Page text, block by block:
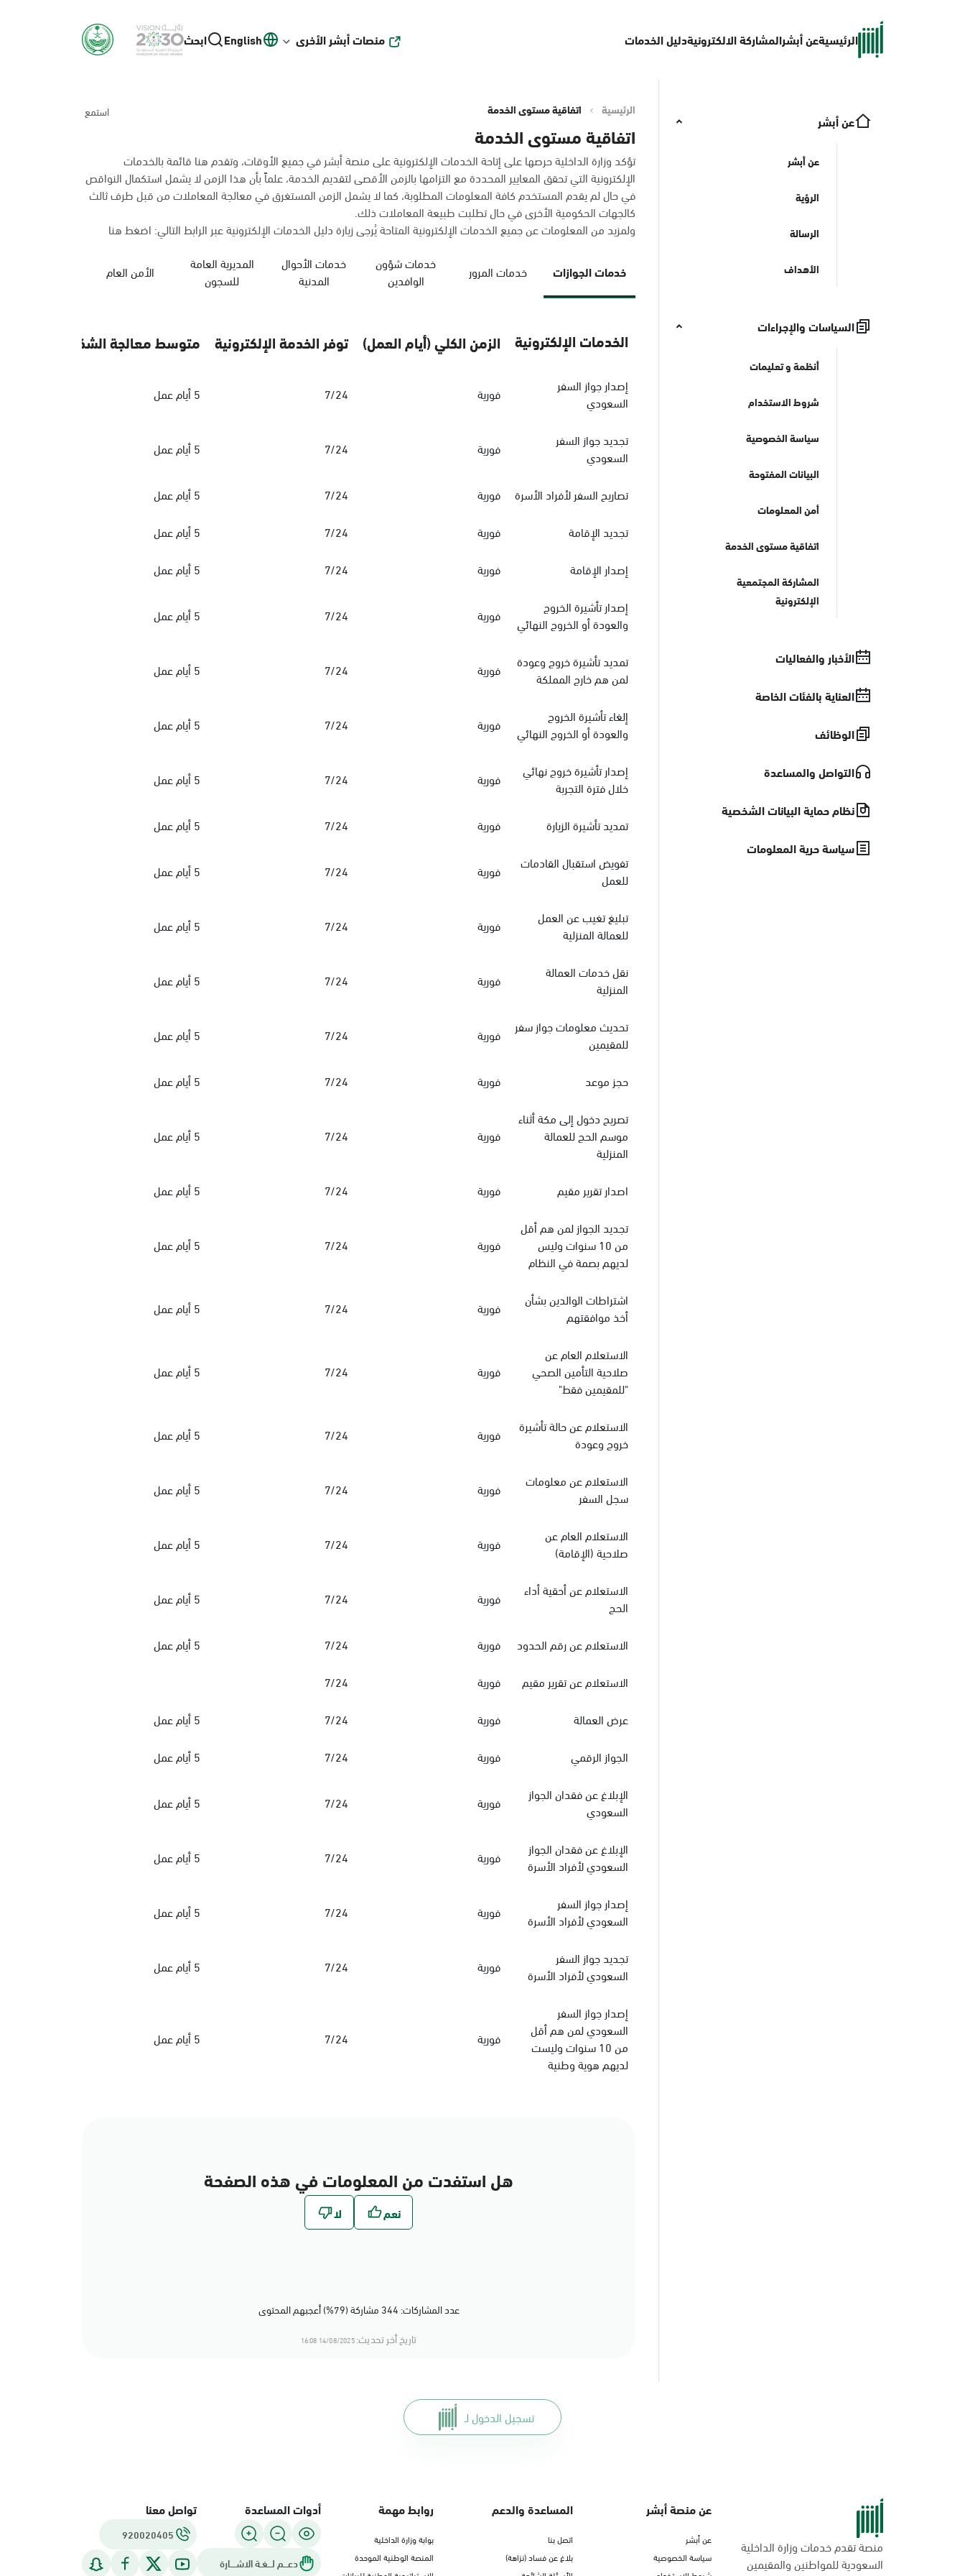
الرئيسيةعن أبشرالمشاركة الالكترونيةدليل الخدمات منصات أبشر الأخرى English ابحث
عن أبشر
عن أبشر
الرؤية
الرسالة
الأهداف
السياسات والإجراءات
أنظمة و تعليمات
شروط الاستخدام
سياسة الخصوصية
البيانات المفتوحة
أمن المعلومات
اتفاقية مستوى الخدمة
المشاركة المجتمعية
الإلكترونية
الأخبار والفعاليات
العناية بالفئات الخاصة
الوظائف
التواصل والمساعدة
نظام حماية البيانات الشخصية
سياسة حرية المعلومات
الرئيسية اتفاقية مستوى الخدمة استمع
اتفاقية مستوى الخدمة
تؤكد وزارة الداخلية حرصها على إتاحة الخدمات الإلكترونية على منصة أبشر في جميع الأوقات، وتقدم هنا قائمة بالخدمات
الإلكترونية التي تحقق المعايير المحددة مع التزامها بالزمن الأقصى لتقديم الخدمة، علماً بأن هذا الزمن لا يشمل استكمال النواقص
في حال لم يقدم المستخدم كافة المعلومات المطلوبة، كما لا يشمل الزمن المستغرق في معالجة المعاملات من قبل طرف ثالث
كالجهات الحكومية الأخرى في حال تطلبت طبيعة المعاملات ذلك.
ولمزيد من المعلومات عن جميع الخدمات الإلكترونية المتاحة يُرجى زيارة دليل الخدمات الإلكترونية عبر الرابط التالي: اضغط هنا
خدمات الجوازات خدمات المرور
خدمات شؤون
الوافدين
خدمات الأحوال
المدنية
المديرية العامة
للسجون
الأمن العام
الخدمات الإلكترونية الزمن الكلي (أيام العمل) توفر الخدمة الإلكترونية متوسط معالجة الشكاوي
إصدار جواز السفر
السعودي
فورية 7/24 5 أيام عمل
تجديد جواز السفر
السعودي
فورية 7/24 5 أيام عمل
تصاريح السفر لأفراد الأسرة فورية 7/24
5 أيام عمل
تجديد الإقامة
فورية 7/24
5 أيام عمل
إصدار الإقامة
فورية 7/24
5 أيام عمل
إصدار تأشيرة الخروج
والعودة أو الخروج النهائي
فورية 7/24 5 أيام عمل
تمديد تأشيرة خروج وعودة
لمن هم خارج المملكة
فورية 7/24 5 أيام عمل
إلغاء تأشيرة الخروج
والعودة أو الخروج النهائي
فورية 7/24 5 أيام عمل
إصدار تأشيرة خروج نهائي
خلال فترة التجربة
فورية 7/24 5 أيام عمل
تمديد تأشيرة الزيارة فورية 7/24
5 أيام عمل
تفويض استقبال القادمات
للعمل
فورية 7/24 5 أيام عمل
تبليغ تغيب عن العمل
للعمالة المنزلية
فورية 7/24 5 أيام عمل
نقل خدمات العمالة
المنزلية
فورية 7/24 5 أيام عمل
تحديث معلومات جواز سفر
للمقيمين
فورية 7/24 5 أيام عمل
حجز موعد فورية 7/24
5 أيام عمل
تصريح دخول إلى مكة أثناء
موسم الحج للعمالة
المنزلية
فورية 7/24 5 أيام عمل
اصدار تقرير مقيم فورية 7/24
5 أيام عمل
تجديد الجواز لمن هم أقل
من 10 سنوات وليس
لديهم بصمة في النظام
فورية 7/24 5 أيام عمل
اشتراطات الوالدين بشأن
أخذ موافقتهم
فورية 7/24 5 أيام عمل
الاستعلام العام عن
صلاحية التأمين الصحي
"للمقيمين فقط"
فورية 7/24 5 أيام عمل
الاستعلام عن حالة تأشيرة
خروج وعودة
فورية 7/24 5 أيام عمل
الاستعلام عن معلومات
سجل السفر
فورية 7/24 5 أيام عمل
الاستعلام العام عن
صلاحية (الإقامة)
فورية 7/24 5 أيام عمل
الاستعلام عن أحقية أداء
الحج
فورية 7/24 5 أيام عمل
الاستعلام عن رقم الحدود فورية 7/24
5 أيام عمل
الاستعلام عن تقرير مقيم
فورية
7/24
عرض العمالة
فورية 7/24
5 أيام عمل
الجواز الرقمي
فورية 7/24
5 أيام عمل
الإبلاغ عن فقدان الجواز
السعودي
فورية 7/24 5 أيام عمل
الإبلاغ عن فقدان الجواز
السعودي لأفراد الأسرة
فورية 7/24 5 أيام عمل
‏إصدار جواز السفر
السعودي‏‏ لأفراد الأسرة
فورية 7/24 5 أيام عمل
‏تجديد جواز السفر
السعودي‏ لأفراد الأسرة
فورية 7/24 5 أيام عمل
إصدار جواز السفر
السعودي لمن هم أقل
من 10 سنوات وليست
لديهم هوية وطنية
فورية 7/24 5 أيام عمل
هل استفدت من المعلومات في هذه الصفحة
عدد المشاركات: 344 مشاركة (79%) أعجبهم المحتوى
تاريخ أخر تحديث:14/08/2025 16:08
تسجيل الدخول لـ
منصة تقدم خدمات وزارة الداخلية
السعودية للمواطنين والمقيمين
عن منصة أبشر
عن أبشر
سياسة الخصوصية
المساعدة والدعم
اتصل بنا
بلاغ عن فساد (نزاهة)
روابط مهمة
بوابة وزارة الداخلية
المنصة الوطنية الموحدة
أدوات المساعدة
دعـــم لـــغـة الاشــــارة
تواصل معنا
920020405